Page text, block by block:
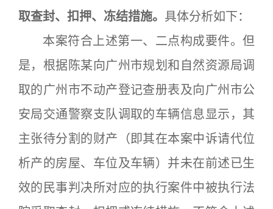
取查封、扣押、冻结措施。 具体分析如下：
本案符合上述第一、二点构成要件。但
是，根据陈某向广州市规划和自然资源局调
取的广州市不动产登记查册表及向广州市公
安局交通警察支队调取的车辆信息显示，其
主张待分割的财产（即其在本案中诉请代位
析产的房屋、车位及车辆）并未在前述已生
效的民事判决所对应的执行案件中被执行法